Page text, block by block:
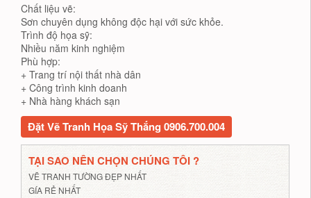
Chất liệu vẽ:
Sơn chuyên dụng không độc hại với sức khỏe.
Trình độ họa sỹ:
Nhiều năm kinh nghiệm
Phù hợp:
+ Trang trí nội thất nhà dân
+ Công trình kinh doanh
+ Nhà hàng khách sạn
Đặt Vẽ Tranh Họa Sỹ Thắng 0906.700.004
TẠI SAO NÊN CHỌN CHÚNG TÔI ?
VẼ TRANH TƯỜNG ĐẸP NHẤT
GÍA RẺ NHẤT